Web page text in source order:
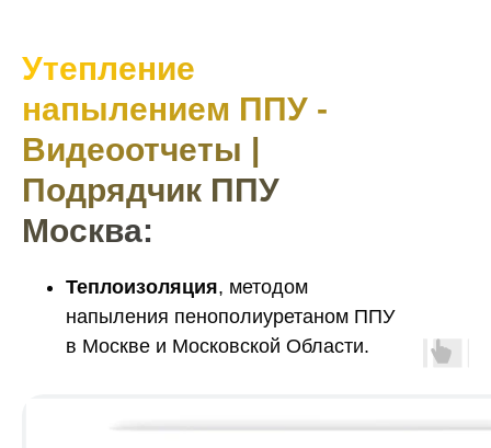
Утепление
напылением ППУ -
Видеоотчеты |
Подрядчик ППУ
Москва:
Теплоизоляция, методом
напыления пенополиуретаном ППУ
в Москве и Московской Области.